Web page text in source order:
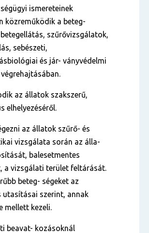
ismereteinek
közreműködik a beteg-
szűrővizsgálatok,
sebészeti,
és jár- ványvédelmi
az állatok szakszerű,
elhelyezéséről.
az állatok szűrő- és
vizsgálata során az álla-
balesetmentes
a vizsgálati terület feltárását.
beteg- ségeket az
utasításai szerint, annak
mellett kezeli.
beavat- kozásoknál